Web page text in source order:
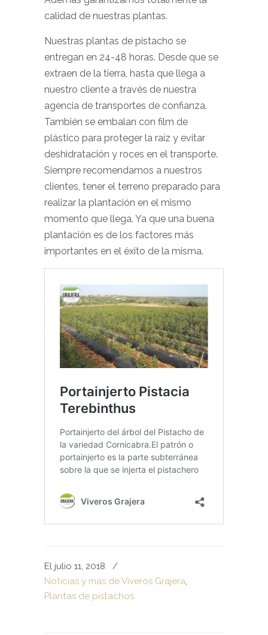
calidad de nuestras plantas.
Nuestras plantas de pistacho se
entregan en 24-48 horas. Desde que se
extraen de la tierra, hasta que llega a
nuestro cliente a través de nuestra
agencia de transportes de confianza.
También se embalan con film de
plástico para proteger la raíz y evitar
deshidratación y roces en el transporte.
Siempre recomendamos a nuestros
clientes, tener el terreno preparado para
realizar la plantación en el mismo
momento que llega. Ya que una buena
plantación es de los factores más
importantes en el éxito de la misma.
El julio 11, 2018
/
Noticias y más de Viveros Grajera,
Plantas de pistachos